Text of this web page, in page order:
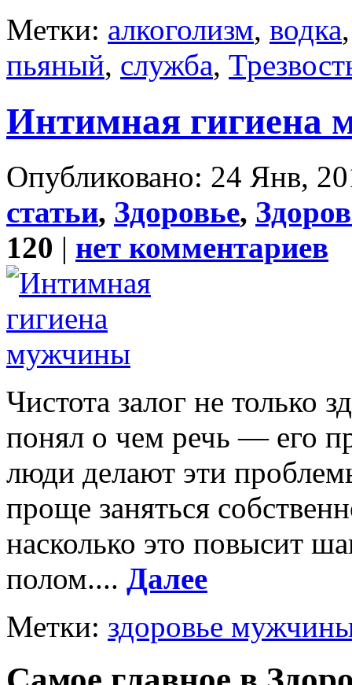
Метки: алкоголизм, водка
пьяный, служба,
Интимная гигиена
Опубликовано: 24 Янв,
статьи, Здоровье,
120 | нет комментариев
Чистота залог не только
понял о чем речь — его
люди делают эти
проще заняться
насколько это повысит
полом.... Далее
Метки: здоровье